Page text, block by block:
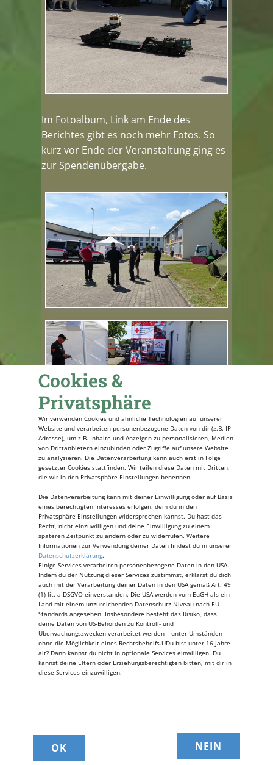
Im Fotoalbum, Link am Ende des
Berichtes gibt es noch mehr Fotos. So
kurz vor Ende der Veranstaltung ging es
zur Spendenübergabe.
Wenn wir kommen um unsere Kohle
abzugeben, zuckt Helmut
Duntemann schon zusammen. „Was
kommt dieses Jahr auf mich zu … ?“
Aber ganz tief in seinem Inneren liebt
er die Herausforderungen, die wir
ihm jedes Jahr stellen. Glaube ich.
Dieses Jahr geht es nicht mit grober
Gewalt, Schraubenzieher oder
schwerem Gerät. Dieses Jahr ist
kniffelig …Hartmut hatte sich dieses
Jahr was einfallen lassen. Für die
Übergabe unserer 300 €
Spendensumme. Eine Rätselbox. Er
hat es mit seinem 3D Drucker
wollen wir nicht. Bisher hatte Achim
mit seinem eindrucksvollen Tieflader
Cookies &
Privatsphäre
Wir verwenden Cookies und ähnliche Technologien auf unserer
Website und verarbeiten personenbezogene Daten von dir (z.B. IP-
Adresse), um z.B. Inhalte und Anzeigen zu personalisieren, Medien
von Drittanbietern einzubinden oder Zugriffe auf unsere Website
zu analysieren. Die Datenverarbeitung kann auch erst in Folge
gesetzter Cookies stattfinden. Wir teilen diese Daten mit Dritten,
die wir in den Privatsphäre-Einstellungen benennen.
Die Datenverarbeitung kann mit deiner Einwilligung oder auf Basis
eines berechtigten Interesses erfolgen, dem du in den
Privatsphäre-Einstellungen widersprechen kannst. Du hast das
Recht, nicht einzuwilligen und deine Einwilligung zu einem
späteren Zeitpunkt zu ändern oder zu widerrufen. Weitere
Informationen zur Verwendung deiner Daten findest du in unserer
Datenschutzerklärung.
Einige Services verarbeiten personenbezogene Daten in den USA.
Indem du der Nutzung dieser Services zustimmst, erklärst du dich
auch mit der Verarbeitung deiner Daten in den USA gemäß Art. 49
(1) lit. a DSGVO einverstanden. Die USA werden vom EuGH als ein
Land mit einem unzureichenden Datenschutz-Niveau nach EU-
Standards angesehen. Insbesondere besteht das Risiko, dass
deine Daten von US-Behörden zu Kontroll- und
Überwachungszwecken verarbeitet werden – unter Umständen
ohne die Möglichkeit eines Rechtsbehelfs.UDu bist unter 16 Jahre
alt? Dann kannst du nicht in optionale Services einwilligen. Du
kannst deine Eltern oder Erziehungsberechtigten bitten, mit dir in
diese Services einzuwilligen.
OK NEIN